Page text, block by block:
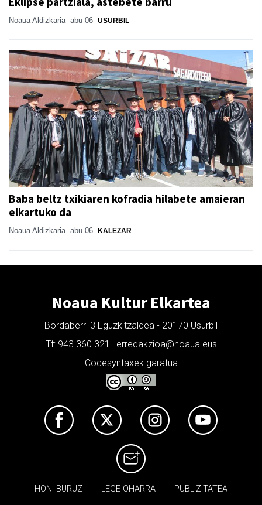
Noaua Aldizkaria abu 06 USURBIL
Baba beltz txikiaren kofradia hilabete amaieran
elkartuko da
Noaua Aldizkaria abu 06 KALEZAR
Noaua Kultur Elkartea
Bordaberri 3 Eguzkitzaldea - 20170 Usurbil
Tf: 943 360 321 | erredakzioa@noaua.eus
Codesyntaxek garatua
HONI BURUZ LEGE OHARRA PUBLIZITATEA